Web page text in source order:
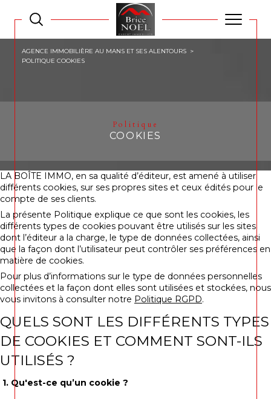
AGENCE IMMOBILIÈRE AU MANS ET SES ALENTOURS
POLITIQUE COOKIES
Politique
COOKIES
LA BOÎTE IMMO, en sa qualité d’éditeur, est amené à utiliser
différents cookies, sur ses propres sites et ceux édités pour le
compte de ses clients.
La présente Politique explique ce que sont les cookies, les
différents types de cookies pouvant être utilisés sur les sites
dont l’éditeur a la charge, le type de données collectées, ainsi
que la façon dont l’utilisateur peut contrôler ses préférences en
matière de cookies.
Pour plus d’informations sur le type de données personnelles
collectées et la façon dont elles sont utilisées et stockées, nous
vous invitons à consulter notre Politique RGPD.
QUELS SONT LES DIFFÉRENTS TYPES
DE COOKIES ET COMMENT SONT-ILS
UTILISÉS ?
1. Qu'est-ce qu’un cookie ?